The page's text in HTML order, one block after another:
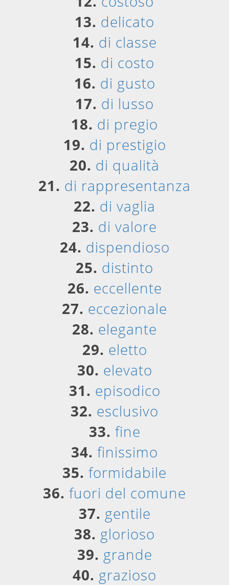
13. delicato
14. di classe
15. di costo
16. di gusto
17. di lusso
18. di pregio
19. di prestigio
20. di qualità
21. di rappresentanza
22. di vaglia
23. di valore
24. dispendioso
25. distinto
26. eccellente
27. eccezionale
28. elegante
29. eletto
30. elevato
31. episodico
32. esclusivo
33. fine
34. finissimo
35. formidabile
36. fuori del comune
37. gentile
38. glorioso
39. grande
40. grazioso